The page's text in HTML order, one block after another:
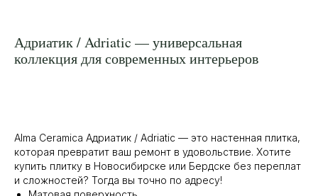
Адриатик / Adriatic — универсальная
коллекция для современных интерьеров
Alma Ceramica Адриатик / Adriatic — это настенная плитка,
которая превратит ваш ремонт в удовольствие. Хотите
купить плитку в Новосибирске или Бердске без переплат
и сложностей? Тогда вы точно по адресу!